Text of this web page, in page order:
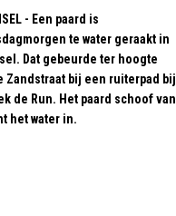
- Een paard is
te water geraakt in
Dat gebeurde ter hoogte
Zandstraat bij een ruiterpad bij
de Run. Het paard schoof van
het water in.